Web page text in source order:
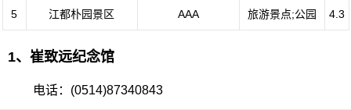
5 江都朴园景区 AAA 旅游景点;公园 4.3
1、崔致远纪念馆
电话：(0514)87340843